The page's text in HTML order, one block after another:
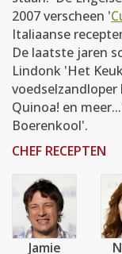
2007 verscheen '
Italiaanse
De laatste jaren
Lindonk 'Het
voedselzandloper
Quinoa! en
Boerenkool'.
CHEF RECEPTEN
Jamie